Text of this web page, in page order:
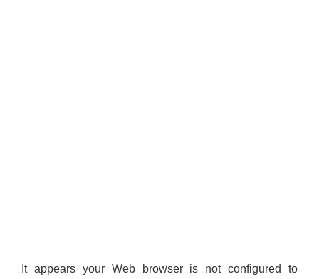
It appears your Web browser is not configured to